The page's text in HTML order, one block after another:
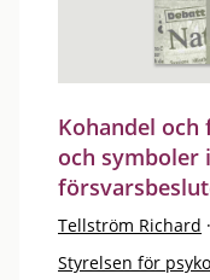
Kohandel
och symboler
Tellström Richard ·
Styrelsen för